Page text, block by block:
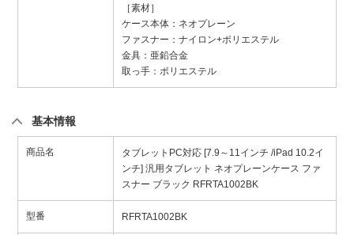
［素材］
ケース本体：ネオプレーン
ファスナー：ナイロン+ポリエステル
金具：亜鉛合金
取っ手：ポリエステル
基本情報
商品名
タブレットPC対応 [7.9～11インチ /iPad 10.2イ
ンチ] 汎用タブレット ネオプレーンケース ファ
スナー ブラック RFRTA1002BK
型番 RFRTA1002BK